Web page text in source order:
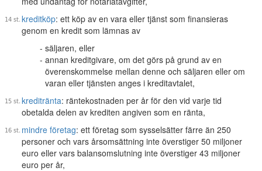
kreditköp: ett köp av en vara eller tjänst som finansieras
genom en kredit som lämnas av
säljaren, eller
annan kreditgivare, om det görs på grund av en
överenskommelse mellan denne och säljaren eller om
varan eller tjänsten anges i kreditavtalet,
kreditränta: räntekostnaden per år för den vid varje tid
obetalda delen av krediten angiven som en ränta,
mindre företag: ett företag som sysselsätter färre än 250
personer och vars årsomsättning inte överstiger 50 miljoner
euro eller vars balansomslutning inte överstiger 43 miljoner
euro per år,